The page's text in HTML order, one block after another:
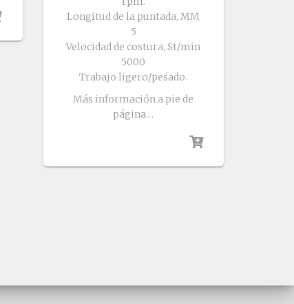
Longitud de la puntada, MM
5
Velocidad de costura, St/min
5000
Trabajo ligero/pesado.
Más información a pie de
página…